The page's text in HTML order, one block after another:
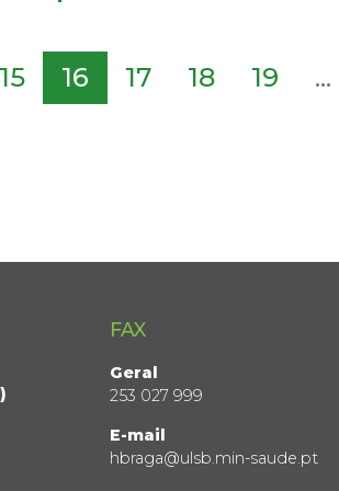
15 16 17 18 19 ...
FAX
Geral
253 027 999
E-mail
hbraga@ulsb.min-saude.pt